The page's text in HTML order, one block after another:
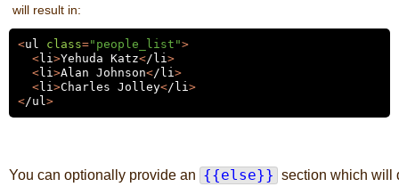
will result in:
<ul class=" people_list ">
<li >Yehuda Katz</li >
<li >Alan Johnson</li >
<li >Charles Jolley</li >
</ul >
You can optionally provide an {{else}} section which will